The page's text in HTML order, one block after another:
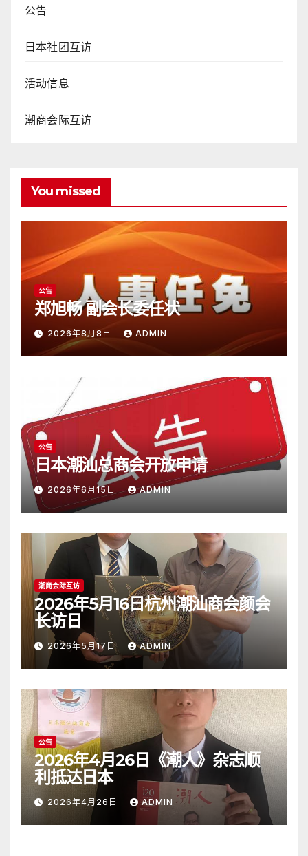
公告
日本社团互访
活动信息
潮商会际互访
You missed
公告
郑旭畅 副会长委任状
2026年8月8日 ADMIN
公告
日本潮汕总商会开放申请
2026年6月15日 ADMIN
潮商会际互访
2026年5月16日杭州潮汕商会颜会
长访日
2026年5月17日 ADMIN
公告
2026年4月26日《潮人》杂志顺
利抵达日本
2026年4月26日 ADMIN